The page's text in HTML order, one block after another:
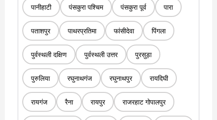
पानीहाटी पंसकुरा पश्चिम पंसकुरा पूर्व पारा
पताशपुर पाथरप्रतिमा फांसीदेवा पिंगला
पुर्वस्थली दक्षिण पुर्वस्थली उत्तर पुरसुड़ा
पुरुलिया रघुनाथगंज रघुनाथपुर रायदिघी
रायगंज रैना रायपुर राजरहाट गोपालपुर